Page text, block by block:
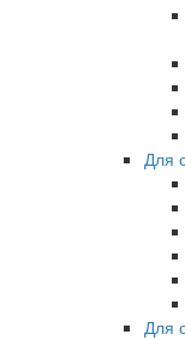
Для
Для